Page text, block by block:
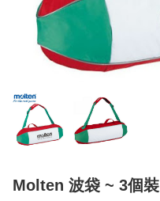
Molten 波袋 ~ 3個裝